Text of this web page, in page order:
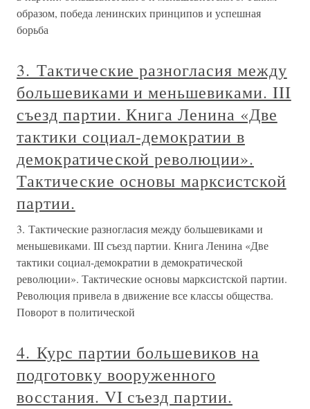
образом, победа ленинских принципов и успешная
борьба
3. Тактические разногласия между
большевиками и меньшевиками. III
съезд партии. Книга Ленина «Две
тактики социал-демократии в
демократической революции».
Тактические основы марксистской
партии.
3. Тактические разногласия между большевиками и
меньшевиками. III съезд партии. Книга Ленина «Две
тактики социал-демократии в демократической
революции». Тактические основы марксистской партии.
Революция привела в движение все классы общества.
Поворот в политической
4. Курс партии большевиков на
подготовку вооруженного
восстания. VI съезд партии.